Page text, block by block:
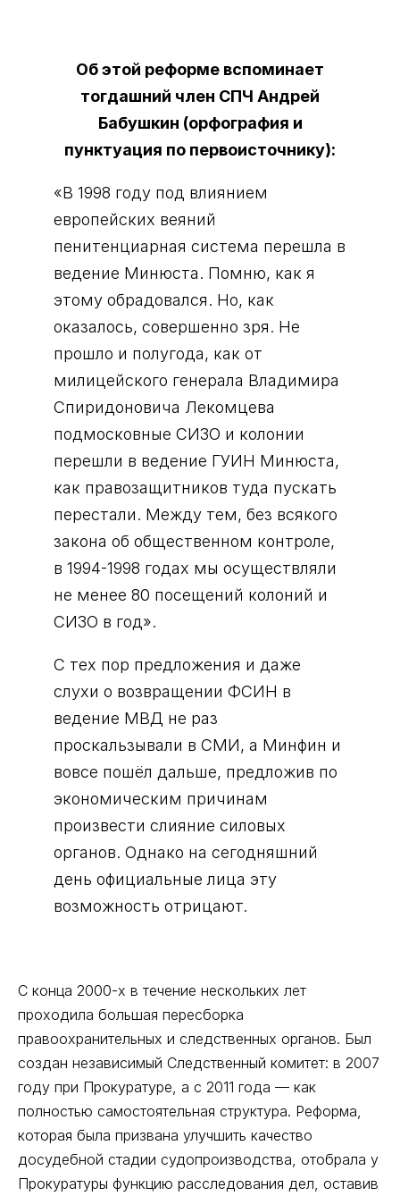
Об этой реформе вспоминает
тогдашний член СПЧ Андрей
Бабушкин (орфография и
пунктуация по первоисточнику):
«В 1998 году под влиянием
европейских веяний
пенитенциарная система перешла в
ведение Минюста. Помню, как я
этому обрадовался. Но, как
оказалось, совершенно зря. Не
прошло и полугода, как от
милицейского генерала Владимира
Спиридоновича Лекомцева
подмосковные СИЗО и колонии
перешли в ведение ГУИН Минюста,
как правозащитников туда пускать
перестали. Между тем, без всякого
закона об общественном контроле,
в 1994-1998 годах мы осуществляли
не менее 80 посещений колоний и
СИЗО в год».
С тех пор предложения и даже
слухи о возвращении ФСИН в
ведение МВД не раз
проскальзывали в СМИ, а Минфин и
вовсе пошёл дальше, предложив по
экономическим причинам
произвести слияние силовых
органов. Однако на сегодняшний
день официальные лица эту
возможность отрицают.
С конца 2000-х в течение нескольких лет
проходила большая пересборка
правоохранительных и следственных органов. Был
создан независимый Следственный комитет: в 2007
году при Прокуратуре, а с 2011 года — как
полностью самостоятельная структура. Реформа,
которая была призвана улучшить качество
досудебной стадии судопроизводства, отобрала у
Прокуратуры функцию расследования дел, оставив